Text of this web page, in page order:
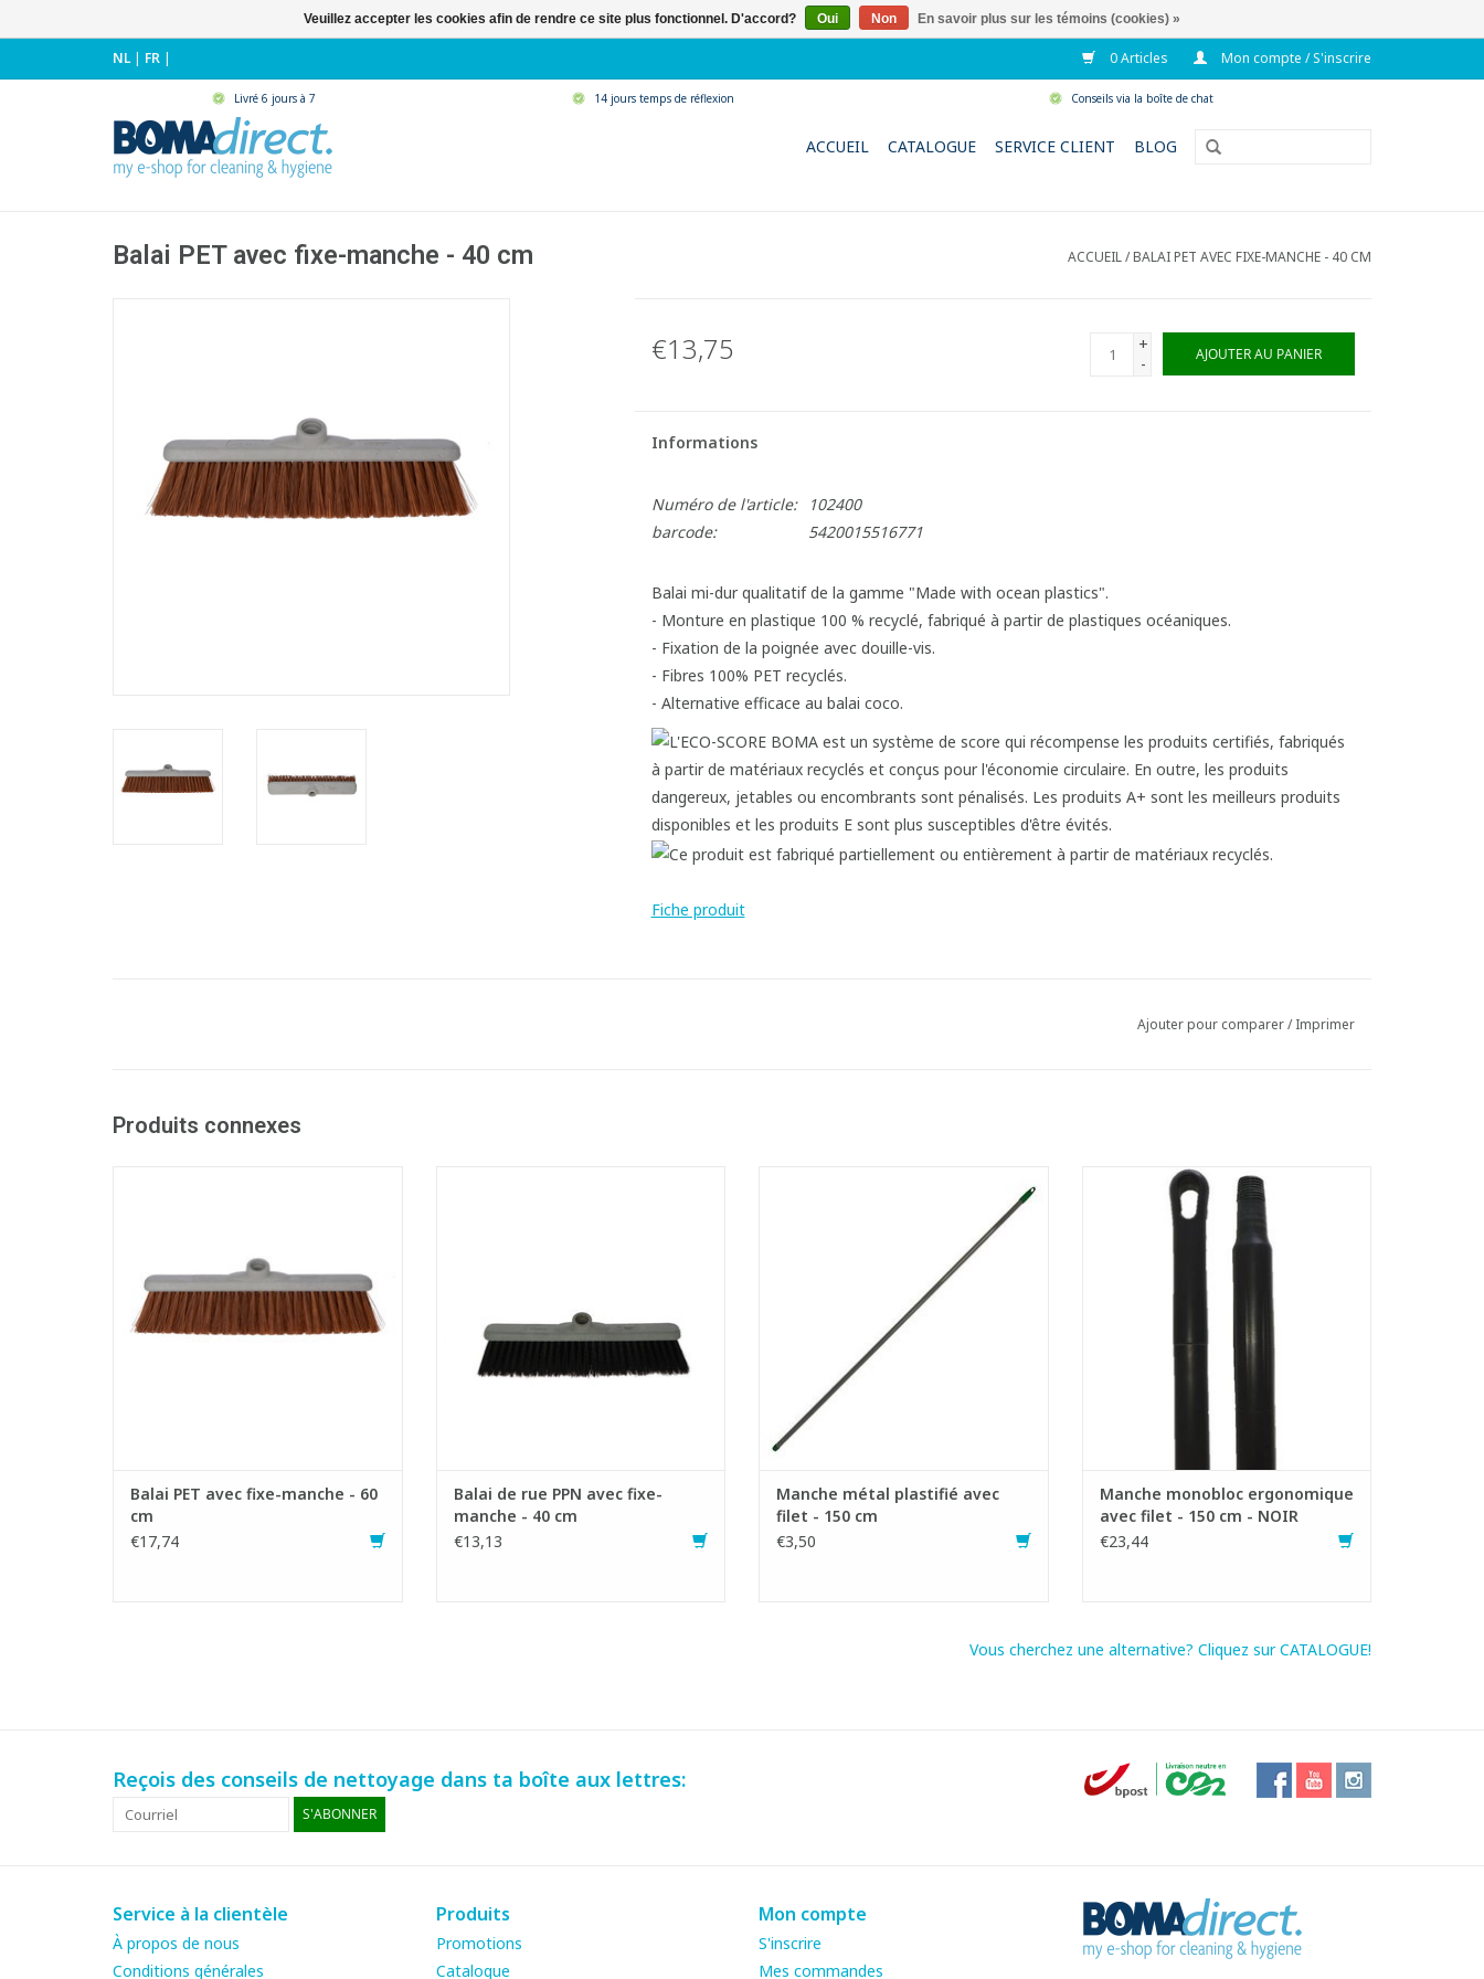
NL| FR | 0 Articles Mon compte / S'inscrire
Livré 6 jours à 7 14 jours temps de réflexion Conseils via la boîte de chat
ACCUEIL CATALOGUE SERVICE CLIENT BLOG
Balai PET avec fixe-manche - 40 cm ACCUEIL/BALAI PET AVEC FIXE-MANCHE - 40 CM
€13,75
+
-
AJOUTER AU PANIER
Informations
Numéro de l'article:
102400
barcode:
5420015516771
Balai mi-dur qualitatif de la gamme "Made with ocean plastics".
- Monture en plastique 100 % recyclé, fabriqué à partir de plastiques océaniques.
- Fixation de la poignée avec douille-vis.
- Fibres 100% PET recyclés.
- Alternative efficace au balai coco.
Fiche produit
Ajouter pour comparer/Imprimer
Produits connexes
océaniques.
- Fixation de la poignée avec douille-vis.
- Fibres 100% PET recyclés.
- Alternative efficace au balai coco.
Balai PET avec fixe-manche - 60
cm
€17,74
- Fibres PPN
AJOUTER AU PANIER
Balai de rue PPN avec fixe-
manche - 40 cm
€13,13
AJOUTER AU PANIER
Manche métal plastifié avec
filet - 150 cm
€3,50
Manche monobloc ergonomique avec filet
et oeillet de suspension
- Fabriqué des matériaux 100% recyclés
- Constitué d'un seul type de matériau, il
est donc extrêmement facile à recycler.
- Résistant aux températures de -20 °C à
100 °C
- Avec un diamètre de
AJOUTER AU PANIER
Manche monobloc ergonomique
avec filet - 150 cm - NOIR
€23,44
Vous cherchez une alternative? Cliquez sur CATALOGUE!
Reçois des conseils de nettoyage dans ta boîte aux lettres:
S'ABONNER
Service à la clientèle
À propos de nous
Conditions générales
Produits
Promotions
Catalogue
Mon compte
S'inscrire
Mes commandes
Veuillez accepter les cookies afin de rendre ce site plus fonctionnel. D'accord? Oui Non En savoir plus sur les témoins (cookies) »